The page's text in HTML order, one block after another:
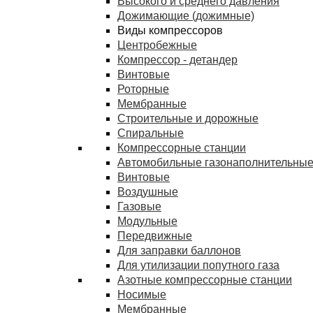
Дожимающие (дожимные)
Виды компрессоров
Центробежные
Компрессор - детандер
Винтовые
Роторные
Мембранные
Строительные и дорожные
Спиральные
Компрессорные станции
Автомобильные
Винтовые
Воздушные
Газовые
Модульные
Передвижные
Для заправки баллонов
Для утилизации попутного газа
Азотные компрессорные станции
Носимые
Мембранные